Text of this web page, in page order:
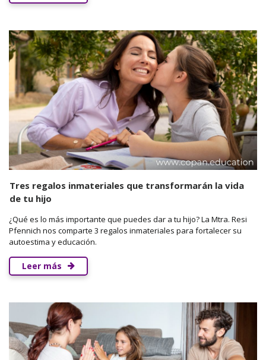
Tres regalos inmateriales que transformarán la vida
de tu hijo
¿Qué es lo más importante que puedes dar a tu hijo? La Mtra. Resi
Pfennich nos comparte 3 regalos inmateriales para fortalecer su
autoestima y educación.
Leer más